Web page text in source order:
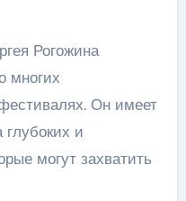
Рогожина
многих
Он имеет
глубоких и
могут захватить